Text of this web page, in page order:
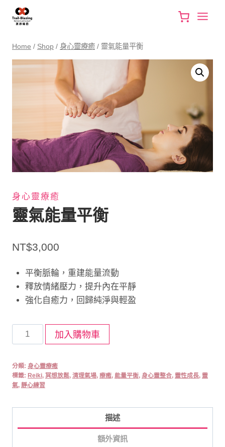
Home / Shop / 身心靈療癒 / 靈氣能量平衡
身心靈療癒
靈氣能量平衡
NT$3,000
平衡脈輪，重建能量流動
釋放情緒壓力，提升內在平靜
強化自癒力，回歸純淨與輕盈
氣
量
平
量
加入購物車
分類: 身心靈療癒
標籤: Reiki, 冥想放鬆, 清理氣場, 療癒, 能量平衡, 身心靈整合, 靈性成長, 靈
氣, 靜心練習
描述
額外資訊